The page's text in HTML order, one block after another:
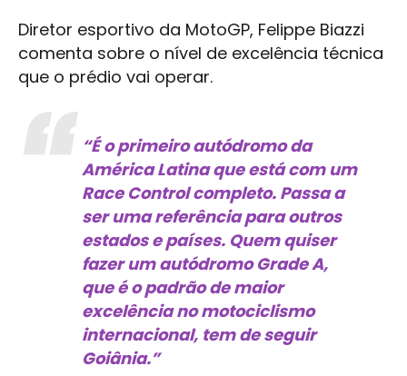
Diretor esportivo da MotoGP, Felippe Biazzi
comenta sobre o nível de excelência técnica
que o prédio vai operar.
“É o primeiro autódromo da
América Latina que está com um
Race Control completo. Passa a
ser uma referência para outros
estados e países. Quem quiser
fazer um autódromo Grade A,
que é o padrão de maior
excelência no motociclismo
internacional, tem de seguir
Goiânia.”